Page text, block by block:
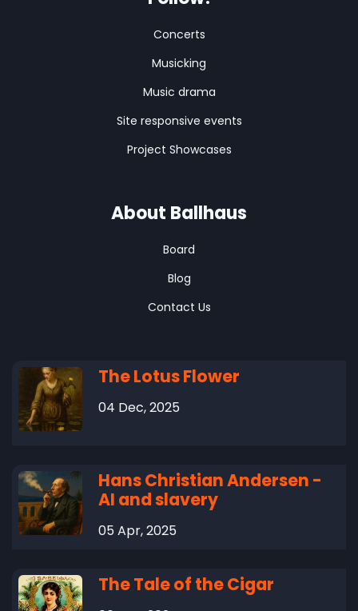
Concerts
Musicking
Music drama
Site responsive events
Project Showcases
About Ballhaus
Board
Blog
Contact Us
The Lotus Flower
04 Dec, 2025
Hans Christian Andersen -
AI and slavery
05 Apr, 2025
The Tale of the Cigar